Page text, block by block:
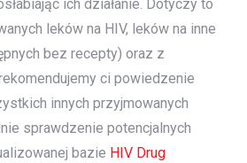
ich działanie. Dotyczy to
leków na HIV, leków na inne
bez recepty) oraz z
ci powiedzenie
innych przyjmowanych
sprawdzenie potencjalnych
bazie HIV Drug